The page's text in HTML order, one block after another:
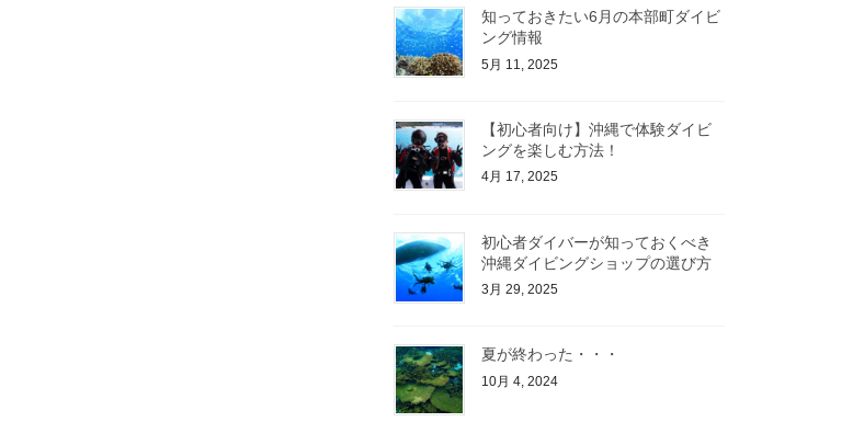
知っておきたい6月の本部町ダイビ
ング情報
5月 11, 2025
【初心者向け】沖縄で体験ダイビ
ングを楽しむ方法！
4月 17, 2025
初心者ダイバーが知っておくべき
沖縄ダイビングショップの選び方
3月 29, 2025
夏が終わった・・・
10月 4, 2024